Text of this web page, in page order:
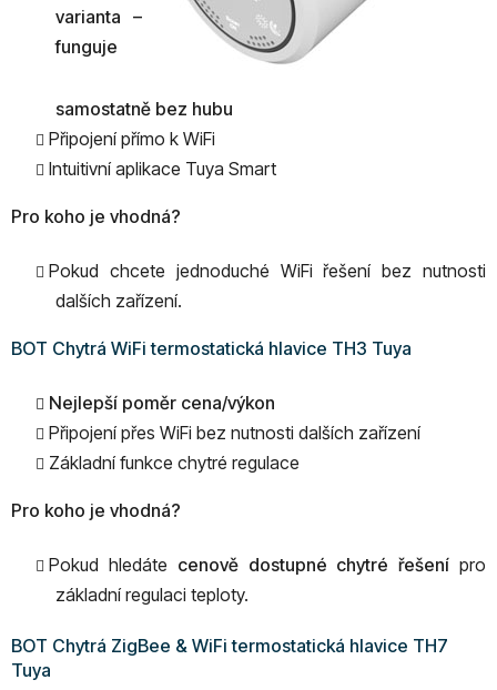
varianta –
funguje
samostatně bez hubu
Připojení přímo k WiFi
Intuitivní aplikace Tuya Smart
Pro koho je vhodná?
Pokud chcete jednoduché WiFi řešení bez nutnosti
dalších zařízení.
BOT Chytrá WiFi termostatická hlavice TH3 Tuya
Nejlepší poměr cena/výkon
Připojení přes WiFi bez nutnosti dalších zařízení
Základní funkce chytré regulace
Pro koho je vhodná?
Pokud hledáte cenově dostupné chytré řešení pro
základní regulaci teploty.
BOT Chytrá ZigBee & WiFi termostatická hlavice TH7
Tuya